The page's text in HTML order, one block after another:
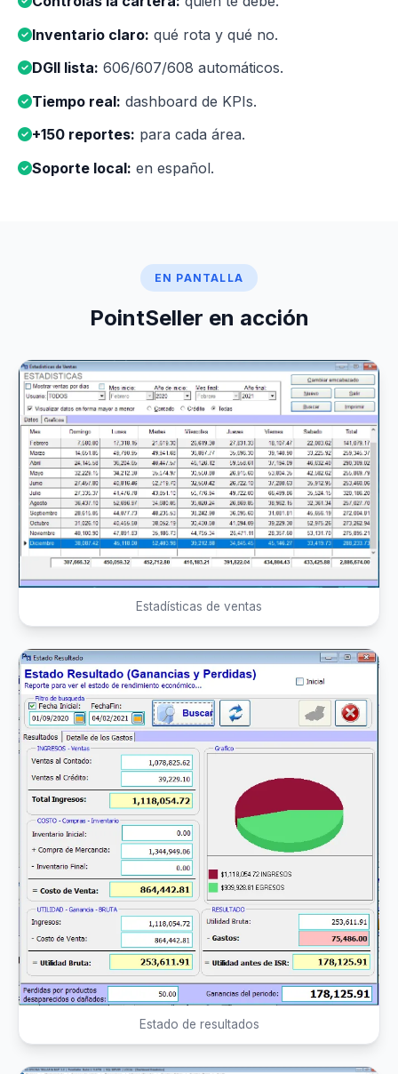
Inventario claro: qué rota y qué no.
DGII lista: 606/607/608 automáticos.
Tiempo real: dashboard de KPIs.
+150 reportes: para cada área.
Soporte local: en español.
EN PANTALLA
PointSeller en acción
Estadísticas de ventas
Estado de resultados